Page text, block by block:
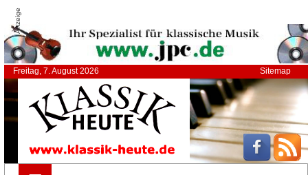
Anzeige
Freitag, 7. August 2026 Sitemap